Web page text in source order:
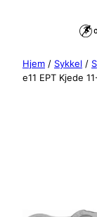
Hjem / Sykkel /
e11 EPT Kjede